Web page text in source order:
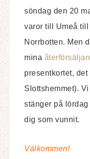
söndag den 20
varor till Umeå
Norrbotten. Men
mina
presentkortet,
Slottshemmet).
stänger på
dig som vunnit.
Välkommen!